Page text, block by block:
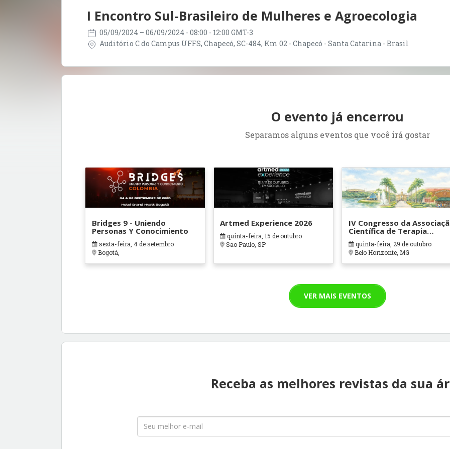
I Encontro Sul-Brasileiro de Mulheres e Agroecologia
05/09/2024 – 06/09/2024 - 08:00 - 12:00 GMT-3
Auditório C do Campus UFFS, Chapecó, SC-484, Km 02 - Chapecó - Santa Catarina - Brasil
O evento já encerrou
Separamos alguns eventos que você irá gostar
Bridges 9 - Uniendo
Personas Y Conocimiento
sexta-feira, 4 de setembro
Bogotá,
Artmed Experience 2026
quinta-feira, 15 de outubro
Sao Paulo, SP
IV Congresso da
Científica de Terapia
Ocupacional em Contextos
Hospitalares e Cuidados
Paliativos - ATOHOSP
quinta-feira, 29 de outubro
Belo Horizonte, MG
VER MAIS EVENTOS
Receba as melhores revistas da sua